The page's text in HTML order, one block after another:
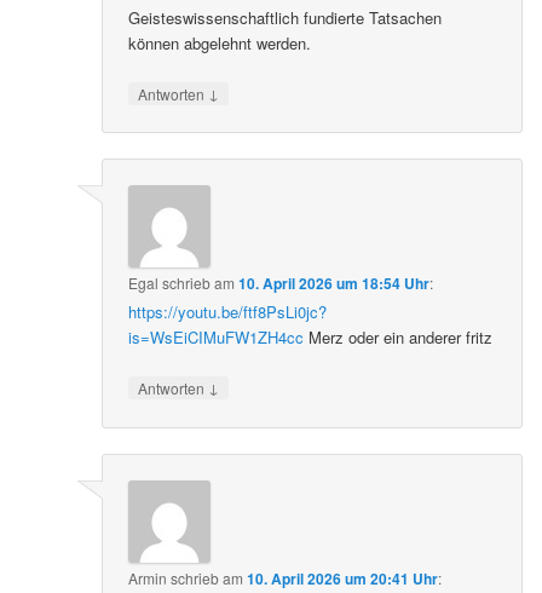
Geisteswissenschaftlich fundierte Tatsachen
können abgelehnt werden.
Antworten ↓
Egal schriebam10. April 2026 um 18:54 Uhr:
https://youtu.be/ftf8PsLi0jc?
is=WsEiCIMuFW1ZH4cc Merz oder ein anderer fritz
Antworten ↓
Armin schriebam10. April 2026 um 20:41 Uhr: